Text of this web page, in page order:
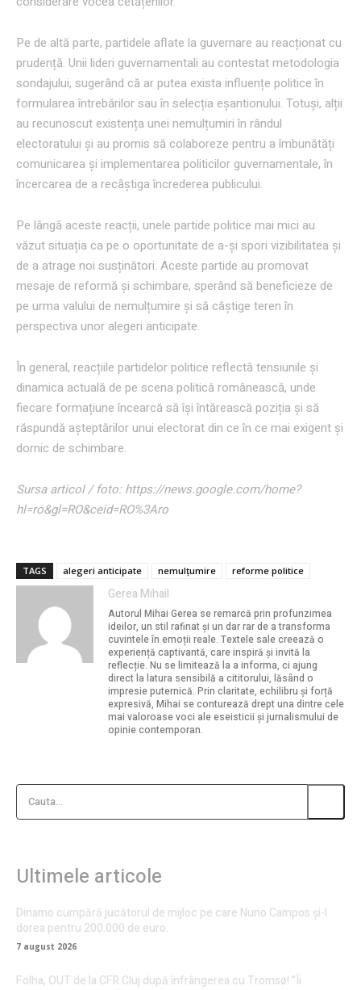
Pe de altă parte, partidele aflate la guvernare au reacționat cu
prudență. Unii lideri guvernamentali au contestat metodologia
sondajului, sugerând că ar putea exista influențe politice în
formularea întrebărilor sau în selecția eșantionului. Totuși, alții
au recunoscut existența unei nemulțumiri în rândul
electoratului și au promis să colaboreze pentru a îmbunătăți
comunicarea și implementarea politicilor guvernamentale, în
încercarea de a recâștiga încrederea publicului.
Pe lângă aceste reacții, unele partide politice mai mici au
văzut situația ca pe o oportunitate de a-și spori vizibilitatea și
de a atrage noi susținători. Aceste partide au promovat
mesaje de reformă și schimbare, sperând să beneficieze de
pe urma valului de nemulțumire și să câștige teren în
perspectiva unor alegeri anticipate.
În general, reacțiile partidelor politice reflectă tensiunile și
dinamica actuală de pe scena politică românească, unde
fiecare formațiune încearcă să își întărească poziția și să
răspundă așteptărilor unui electorat din ce în ce mai exigent și
dornic de schimbare.
Sursa articol / foto: https://news.google.com/home?
hl=ro&gl=RO&ceid=RO%3Aro
TAGS alegeri anticipate nemulțumire reforme politice
Gerea Mihail
Autorul Mihai Gerea se remarcă prin profunzimea
ideilor, un stil rafinat și un dar rar de a transforma
cuvintele în emoții reale. Textele sale creează o
experiență captivantă, care inspiră și invită la
reflecție. Nu se limitează la a informa, ci ajung
direct la latura sensibilă a cititorului, lăsând o
impresie puternică. Prin claritate, echilibru și forță
expresivă, Mihai se conturează drept una dintre cele
mai valoroase voci ale eseisticii și jurnalismului de
opinie contemporan.
Cauta...
Ultimele articole
Dinamo cumpără jucătorul de mijloc pe care Nuno Campos și-l
dorea pentru 200.000 de euro.
7 august 2026
Folha, OUT de la CFR Cluj după înfrângerea cu Tromsø! ”Îi